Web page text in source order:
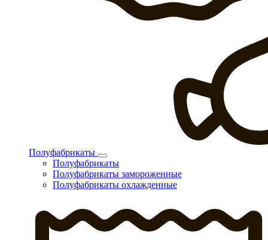
Полуфабрикаты
Полуфабрикаты
Полуфабрикаты замороженные
Полуфабрикаты охлажденные